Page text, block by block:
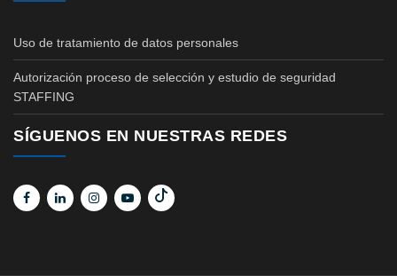
Uso de tratamiento de datos personales
Autorización proceso de selección y estudio de seguridad
STAFFING
SÍGUENOS EN NUESTRAS REDES